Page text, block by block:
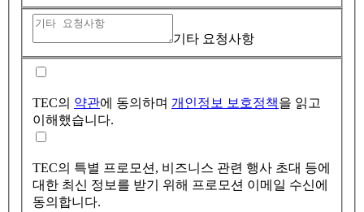
기타 요청사항
TEC의 약관에 동의하며 개인정보 보호정책을 읽고
이해했습니다.
TEC의 특별 프로모션, 비즈니스 관련 행사 초대 등에
대한 최신 정보를 받기 위해 프로모션 이메일 수신에
동의합니다.